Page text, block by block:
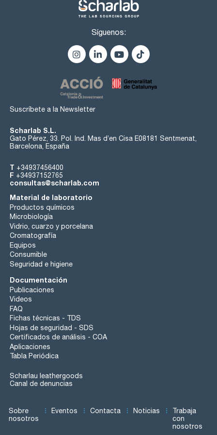
Síguenos:
Suscríbete a la Newsletter
Scharlab S.L.
Gato Pérez, 33. Pol. Ind. Mas d’en Cisa E08181 Sentmenat,
Barcelona, España
T +34937456400
F +34937152765
consultas@scharlab.com
Material de laboratorio
Productos químicos
Microbiología
Vidrio, cuarzo y porcelana
Cromatografía
Equipos
Consumible
Seguridad e higiene
Documentación
Publicaciones
Videos
FAQ
Fichas técnicas - TDS
Hojas de seguridad - SDS
Certificados de análisis - COA
Aplicaciones
Tabla Periódica
Scharlau leathergoods
Canal de denuncias
Sobre
nosotros
Eventos Contacta Noticias
Trabaja
con
nosotros